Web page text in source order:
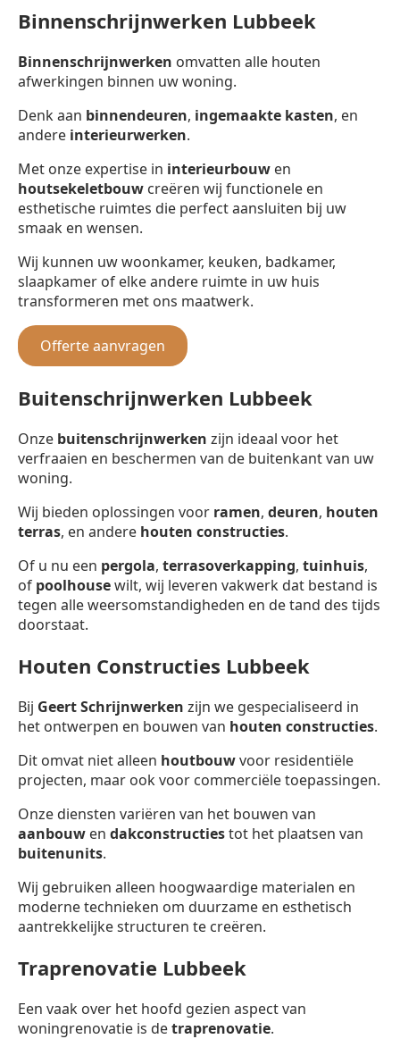
Binnenschrijnwerken Lubbeek
Binnenschrijnwerken omvatten alle houten
afwerkingen binnen uw woning.
Denk aan binnendeuren, ingemaakte kasten, en
andere interieurwerken.
Met onze expertise in interieurbouw en
houtsekeletbouw creëren wij functionele en
esthetische ruimtes die perfect aansluiten bij uw
smaak en wensen.
Wij kunnen uw woonkamer, keuken, badkamer,
slaapkamer of elke andere ruimte in uw huis
transformeren met ons maatwerk.
Offerte aanvragen
Buitenschrijnwerken Lubbeek
Onze buitenschrijnwerken zijn ideaal voor het
verfraaien en beschermen van de buitenkant van uw
woning.
Wij bieden oplossingen voor ramen, deuren, houten
terras, en andere houten constructies.
Of u nu een pergola, terrasoverkapping, tuinhuis,
of poolhousewilt, wij leveren vakwerk dat bestand is
tegen alle weersomstandigheden en de tand des tijds
doorstaat.
Houten Constructies Lubbeek
Bij Geert Schrijnwerken zijn we gespecialiseerd in
het ontwerpen en bouwen van houten constructies.
Dit omvat niet alleen houtbouwvoor residentiële
projecten, maar ook voor commerciële toepassingen.
Onze diensten variëren van het bouwen van
aanbouw en dakconstructiestot het plaatsen van
buitenunits.
Wij gebruiken alleen hoogwaardige materialen en
moderne technieken om duurzame en esthetisch
aantrekkelijke structuren te creëren.
Traprenovatie Lubbeek
Een vaak over het hoofd gezien aspect van
woningrenovatie is detraprenovatie.